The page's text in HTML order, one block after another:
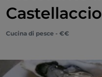
Castellaccio
Cucina di pesce - €€